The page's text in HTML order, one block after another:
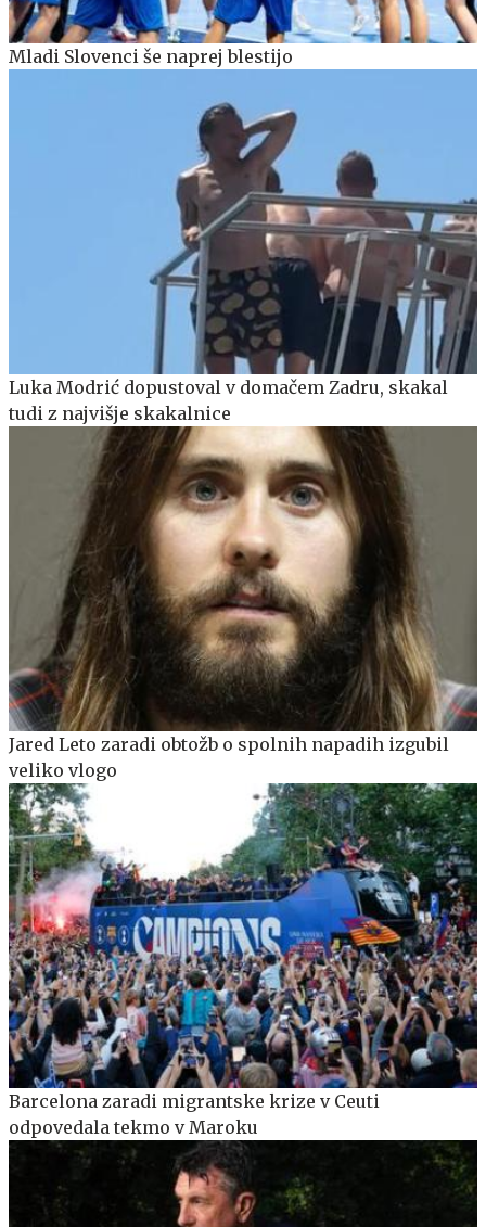
Mladi Slovenci še naprej blestijo
Luka Modrić dopustoval v domačem Zadru, skakal
tudi z najvišje skakalnice
Jared Leto zaradi obtožb o spolnih napadih izgubil
veliko vlogo
Barcelona zaradi migrantske krize v Ceuti
odpovedala tekmo v Maroku